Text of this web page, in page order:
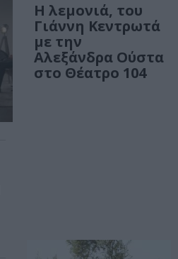
Η λεμονιά, του
Γιάννη Κεντρωτά
με την
Αλεξάνδρα Ούστα
στο Θέατρο 104